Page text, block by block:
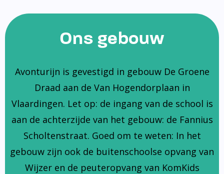
Ons gebouw
Avonturijn is gevestigd in gebouw De Groene
Draad aan de Van Hogendorplaan in
Vlaardingen. Let op: de ingang van de school is
aan de achterzijde van het gebouw: de Fannius
Scholtenstraat. Goed om te weten: In het
gebouw zijn ook de buitenschoolse opvang van
Wijzer en de peuteropvang van KomKids